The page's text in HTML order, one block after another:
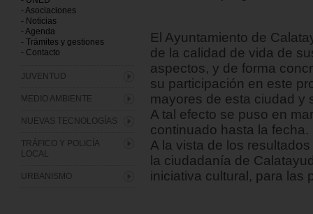
El Ayuntamiento de
de la calidad de vida de
aspectos, y de forma
su participación en este
mayores de esta ciudad y
A tal efecto se puso en
continuado hasta la fecha.
A la vista de los
la ciudadanía de
iniciativa cultural, para
- Asociaciones
- Noticias
- Agenda
- Trámites y gestiones
- Contacto
JUVENTUD
MEDIO AMBIENTE
NUEVAS TECNOLOGÍAS
TRÁFICO Y POLICÍA
LOCAL
URBANISMO